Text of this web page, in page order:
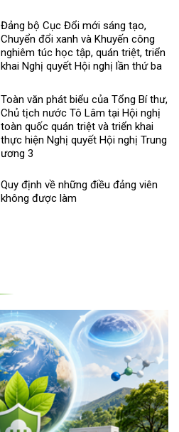
Đảng bộ Cục Đổi mới sáng tạo,
Chuyển đổi xanh và Khuyến công
nghiêm túc học tập, quán triệt, triển
khai Nghị quyết Hội nghị lần thứ ba
Toàn văn phát biểu của Tổng Bí thư,
Chủ tịch nước Tô Lâm tại Hội nghị
toàn quốc quán triệt và triển khai
thực hiện Nghị quyết Hội nghị Trung
ương 3
Quy định về những điều đảng viên
không được làm